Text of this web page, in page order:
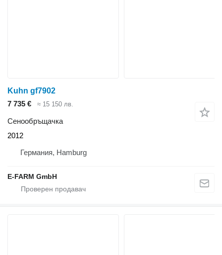
Kuhn gf7902
7 735 €
≈ 15 150 лв.
Сенообръщачка
2012
Германия, Hamburg
E-FARM GmbH